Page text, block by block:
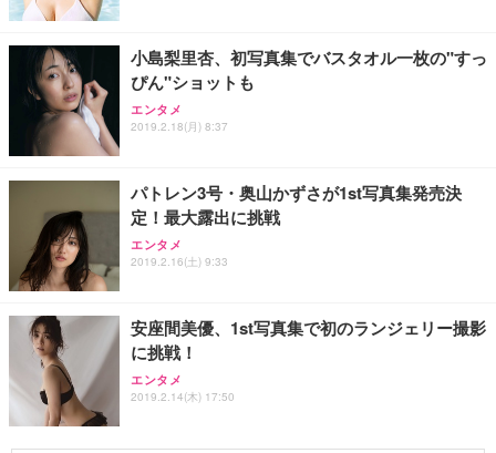
小島梨里杏、初写真集でバスタオル一枚の"すっ
ぴん"ショットも
エンタメ
2019.2.18(月) 8:37
パトレン3号・奥山かずさが1st写真集発売決
定！最大露出に挑戦
エンタメ
2019.2.16(土) 9:33
安座間美優、1st写真集で初のランジェリー撮影
に挑戦！
エンタメ
2019.2.14(木) 17:50